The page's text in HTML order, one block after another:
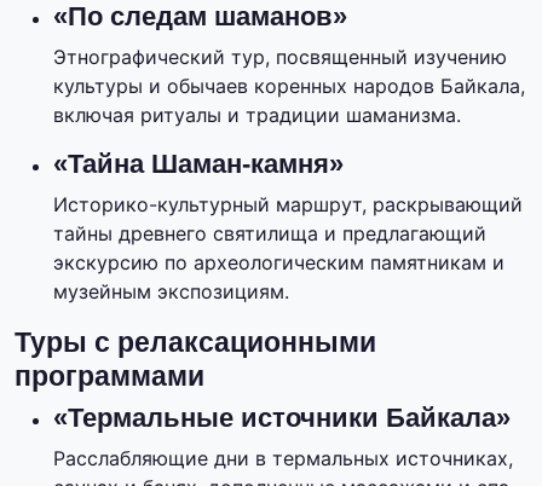
«По следам шаманов»
Этнографический тур, посвященный изучению
культуры и обычаев коренных народов Байкала,
включая ритуалы и традиции шаманизма.
«Тайна Шаман-камня»
Историко-культурный маршрут, раскрывающий
тайны древнего святилища и предлагающий
экскурсию по археологическим памятникам и
музейным экспозициям.
Туры с релаксационными
программами
«Термальные источники Байкала»
Расслабляющие дни в термальных источниках,